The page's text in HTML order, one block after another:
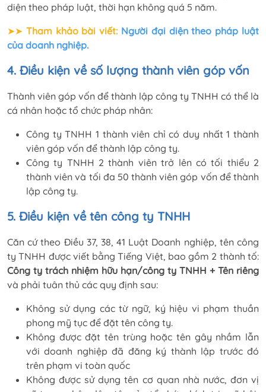
diện theo pháp luật, thời hạn không quá 5 năm.
➤➤ Tham khảo bài viết: Người đại diện theo pháp luật
của doanh nghiệp.
4. Điều kiện về số lượng thành viên góp vốn
Thành viên góp vốn để thành lập công ty TNHH có thể là
cá nhân hoặc tổ chức pháp nhân:
Công ty TNHH 1 thành viên chỉ có duy nhất 1 thành
viên góp vốn để thành lập công ty.
Công ty TNHH 2 thành viên trở lên có tối thiểu 2
thành viên và tối đa 50 thành viên góp vốn để thành
lập công ty.
5. Điều kiện về tên công ty TNHH
Căn cứ theo Điều 37, 38, 41 Luật Doanh nghiệp, tên công
ty TNHH được viết bằng Tiếng Việt, bao gồm 2 thành tố:
Công ty trách nhiệm hữu hạn/công ty TNHH + Tên riêng
và phải tuân thủ các quy định sau:
Không sử dụng các từ ngữ, ký hiệu vi phạm thuần
phong mỹ tục để đặt tên công ty.
Không được đặt tên trùng hoặc tên gây nhầm lẫn
với doanh nghiệp đã đăng ký thành lập trước đó
trên phạm vi toàn quốc
Không được sử dụng tên cơ quan nhà nước, đơn vị